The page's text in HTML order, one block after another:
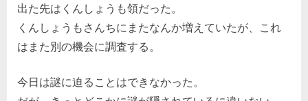
出た先はくんしょうも領だった。
くんしょうもさんちにまたなんか増えていたが、これ
はまた別の機会に調査する。
今日は謎に迫ることはできなかった。